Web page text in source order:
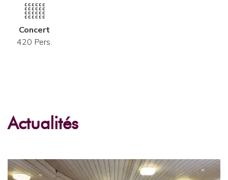
Concert
420 Pers.
Actualités